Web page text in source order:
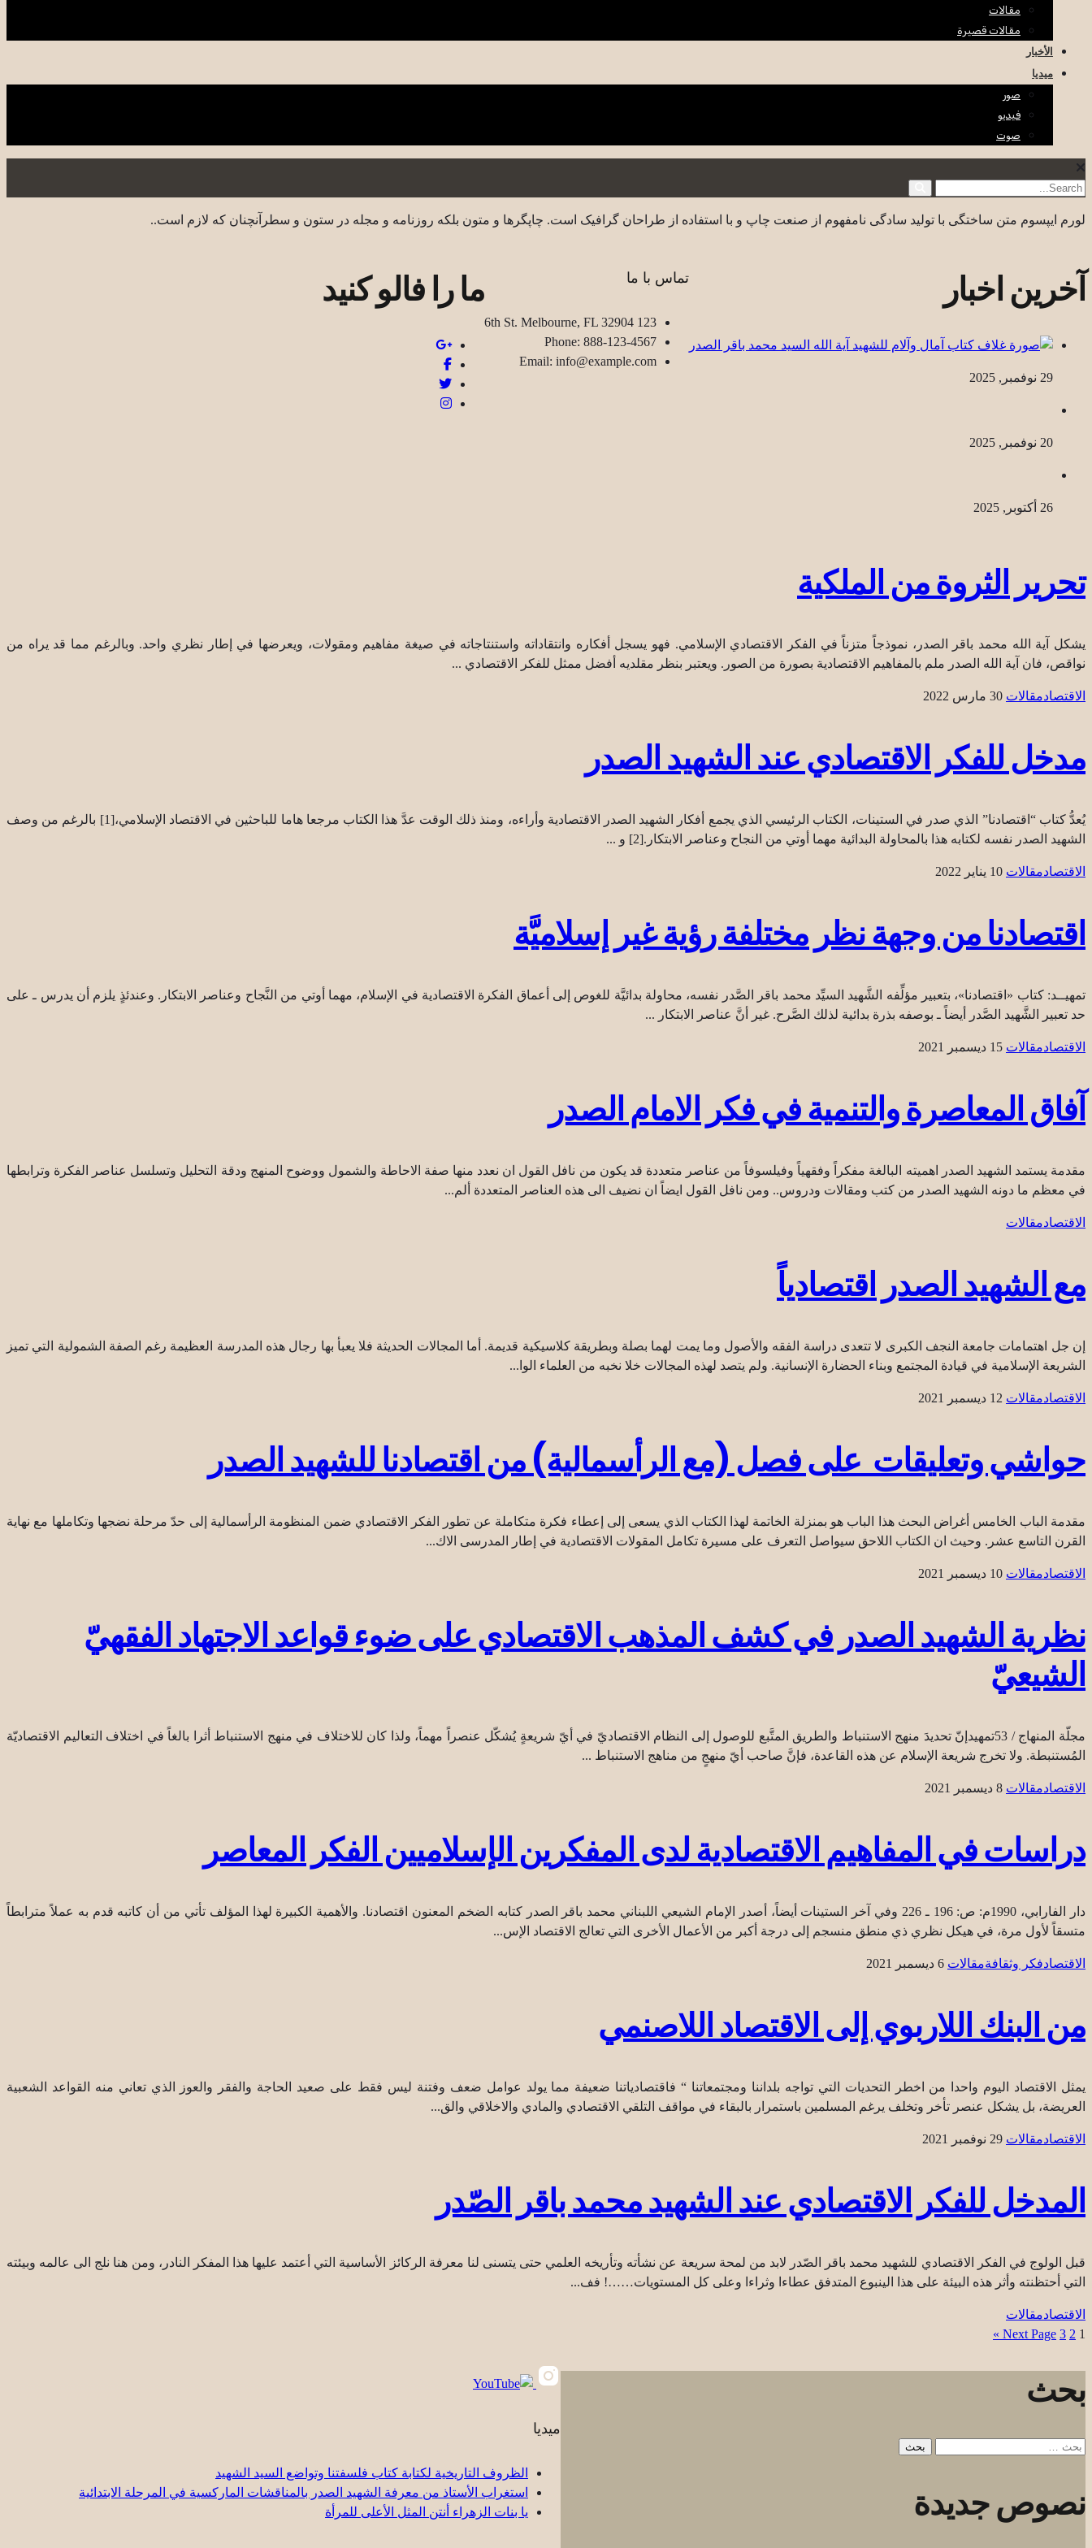
مقالات
مقالات قصيرة
الأخبار
ميديا
صور
فيديو
صوت
لورم ایپسوم متن ساختگی با تولید سادگی نامفهوم از صنعت چاپ و با استفاده از طراحان گرافیک است. چاپگرها و متون بلکه روزنامه و مجله در ستون و سطرآنچنان که لازم است..
آخرین اخبار
29 نوفمبر, 2025
20 نوفمبر, 2025
26 أكتوبر, 2025
تماس با ما
123 6th St. Melbourne, FL 32904
Phone: 888-123-4567
Email: info@example.com
ما را فالو کنید
تحرير الثروة من الملكية
يشكل آية الله محمد باقر الصدر، نموذجاً متزناً في الفكر الاقتصادي الإسلامي. فهو يسجل أفكاره وانتقاداته واستنتاجاته في صيغة مفاهيم ومقولات، ويعرضها في إطار نظري واحد. وبالرغم مما قد يراه من
نواقص، فان آية الله الصدر ملم بالمفاهيم الاقتصادية بصورة من الصور. ويعتبر بنظر مقلديه أفضل ممثل للفكر الاقتصادي ...
الاقتصادمقالات 30 مارس 2022
مدخل للفكر الاقتصادي عند الشهيد الصدر
يُعدُّ كتاب “اقتصادنا” الذي صدر في الستينات، الكتاب الرئيسي الذي يجمع أفكار الشهيد الصدر الاقتصادية وأراءه، ومنذ ذلك الوقت عدَّ هذا الكتاب مرجعا هاما للباحثين في الاقتصاد الإسلامي،[1] بالرغم من وصف
الشهيد الصدر نفسه لكتابه هذا بالمحاولة البدائية مهما أوتي من النجاح وعناصر الابتكار.[2] و ...
الاقتصادمقالات 10 يناير 2022
اقتصادنا من وجهة نظر مختلفة رؤية غير إسلاميَّة
تمهيــد: كتاب «اقتصادنا»، بتعبير مؤلِّفه الشَّهيد السيِّد محمد باقر الصَّدر نفسه، محاولة بدائيَّة للغوص إلى أعماق الفكرة الاقتصادية في الإسلام، مهما أوتي من النَّجاح وعناصر الابتكار. وعندئذٍ يلزم أن يدرس ـ على
حد تعبير الشَّهيد الصَّدر أيضاً ـ بوصفه بذرة بدائية لذلك الصَّرح. غير أنَّ عناصر الابتكار ...
الاقتصادمقالات 15 ديسمبر 2021
آفاق المعاصرة والتنمية في فكر الامام الصدر
مقدمة يستمد الشهيد الصدر اهميته البالغة مفكراً وفقهياً وفيلسوفاً من عناصر متعددة قد يكون من نافل القول ان نعدد منها صفة الاحاطة والشمول ووضوح المنهج ودقة التحليل وتسلسل عناصر الفكرة وترابطها
في معظم ما دونه الشهيد الصدر من كتب ومقالات ودروس.. ومن نافل القول ايضاً ان نضيف الى هذه العناصر المتعددة ألم...
الاقتصادمقالات
مع الشهيد الصدر اقتصادياً
إن جل اهتمامات جامعة النجف الكبرى لا تتعدى دراسة الفقه والأصول وما يمت لهما بصلة وبطريقة كلاسيكية قديمة. أما المجالات الحديثة فلا يعبأ بها رجال هذه المدرسة العظيمة رغم الصفة الشمولية التي تميز
الشريعة الإسلامية في قيادة المجتمع وبناء الحضارة الإنسانية. ولم يتصد لهذه المجالات خلا نخبه من العلماء الوا...
الاقتصادمقالات 12 ديسمبر 2021
حواشي وتعليقات على فصل (مع الرأسمالية) من اقتصادنا للشهيد الصدر
مقدمة الباب الخامس أغراض البحث هذا الباب هو بمنزلة الخاتمة لهذا الكتاب الذي يسعى إلى إعطاء فكرة متكاملة عن تطور الفكر الاقتصادي ضمن المنظومة الرأسمالية إلى حدّ مرحلة نضجها وتكاملها مع نهاية
القرن التاسع عشر. وحيث ان الكتاب اللاحق سيواصل التعرف على مسيرة تكامل المقولات الاقتصادية في إطار المدرسى الاك...
الاقتصادمقالات 10 ديسمبر 2021
نظرية الشهيد الصدر في كشف المذهب الاقتصادي على ضوء قواعد الاجتهاد الفقهيّ
الشيعيّ
مجلّة المنهاج / 53تمهيدإنّ تحديدَ منهج الاستنباط والطريق المتَّبع للوصول إلى النظام الاقتصاديّ في أيّ شريعةٍ يُشكّل عنصراً مهماً، ولذا كان للاختلاف في منهج الاستنباط أثرا بالغاً في اختلاف التعاليم الاقتصاديّة
المُستنبطة. ولا تخرج شريعة الإسلام عن هذه القاعدة، فإنَّ صاحب أيّ منهجٍ من مناهج الاستنباط ...
الاقتصادمقالات 8 ديسمبر 2021
دراسات في المفاهيم الاقتصادية لدى المفكرين الإسلاميين الفكر المعاصر
دار الفارابي، 1990م: ص: 196 ـ 226 وفي آخر الستينات أيضاً، أصدر الإمام الشيعي اللبناني محمد باقر الصدر كتابه الضخم المعنون اقتصادنا. والأهمية الكبيرة لهذا المؤلف تأتي من أن كاتبه قدم به عملاً مترابطاً
متسقاً لأول مرة، في هيكل نظري ذي منطق منسجم إلى درجة أكبر من الأعمال الأخرى التي تعالج الاقتصاد الإس...
الاقتصادفكر وثقافةمقالات 6 ديسمبر 2021
من البنك اللاربوي إلى الاقتصاد اللاصنمي
يمثل الاقتصاد اليوم واحدا من اخطر التحديات التي تواجه بلداننا ومجتمعاتنا “ فاقتصادياتنا ضعيفة مما يولد عوامل ضعف وفتنة ليس فقط على صعيد الحاجة والفقر والعوز الذي تعاني منه القواعد الشعبية
العريضة، بل يشكل عنصر تأخر وتخلف يرغم المسلمين باستمرار بالبقاء في مواقف التلقي الاقتصادي والمادي والاخلاقي والق...
الاقتصادمقالات 29 نوفمبر 2021
المدخل للفكر الاقتصادي عند الشهيد محمد باقر الصّدر
قبل الولوج في الفكر الاقتصادي للشهيد محمد باقر الصّدر لابد من لمحة سريعة عن نشأته وتأريخه العلمي حتى يتسنى لنا معرفة الركائز الأساسية التي أعتمد عليها هذا المفكر النادر، ومن هنا نلج الى عالمه وبيئته
التي أحتظنته وأثر هذه البيئة على هذا الينبوع المتدفق عطاءا وثراءا وعلى كل المستويات……! فف...
الاقتصادمقالات
1
2
3
Next Page »
بحث
البحث
نصوص جديدة
ميديا
الظروف التاريخية لكتابة كتاب فلسفتنا وتواضع السيد الشهيد
استغراب الأستاذ من معرفة الشهيد الصدر بالمناقشات الماركسية في المرحلة الابتدائية
یا بنات الزهراء أنتن المثل الأعلى للمرأة